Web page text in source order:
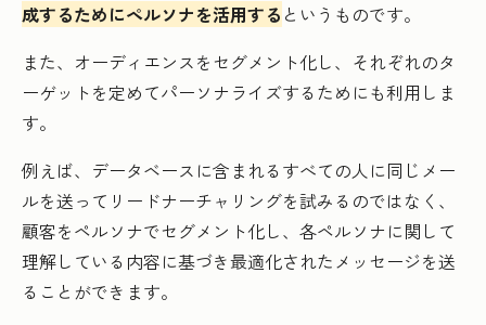
成するためにペルソナを活用する というものです。
また、オーディエンスをセグメント化し、それぞれのタ
ーゲットを定めてパーソナライズするためにも利用しま
す。
例えば、データベースに含まれるすべての人に同じメー
ルを送ってリードナーチャリングを試みるのではなく、
顧客をペルソナでセグメント化し、各ペルソナに関して
理解している内容に基づき最適化されたメッセージを送
ることができます。